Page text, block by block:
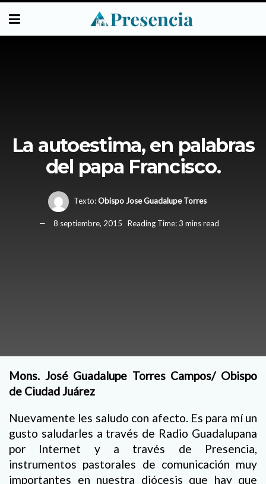
La autoestima, en palabras
del papa Francisco.
Texto:Obispo Jose Guadalupe Torres
8 septiembre, 2015 Reading Time: 3 mins read
Mons. José Guadalupe Torres Campos/ Obispo
de Ciudad Juárez
Nuevamente les saludo con afecto. Es para mí un
gusto saludarles a través de Radio Guadalupana
por Internet y a través de Presencia,
instrumentos pastorales de comunicación muy
importantes en nuestra diócesis que hay que